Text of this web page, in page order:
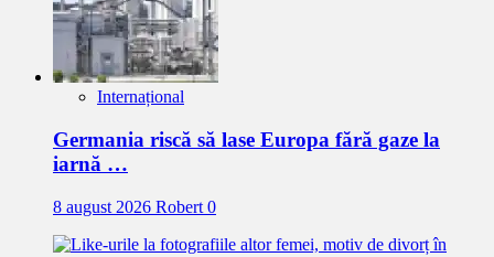
Internațional
Germania riscă să lase Europa fără gaze la
iarnă …
8 august 2026 Robert 0